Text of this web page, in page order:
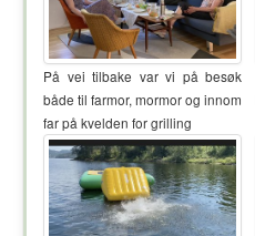
På vei tilbake var vi på besøk
både til farmor, mormor og innom
far på kvelden for grilling